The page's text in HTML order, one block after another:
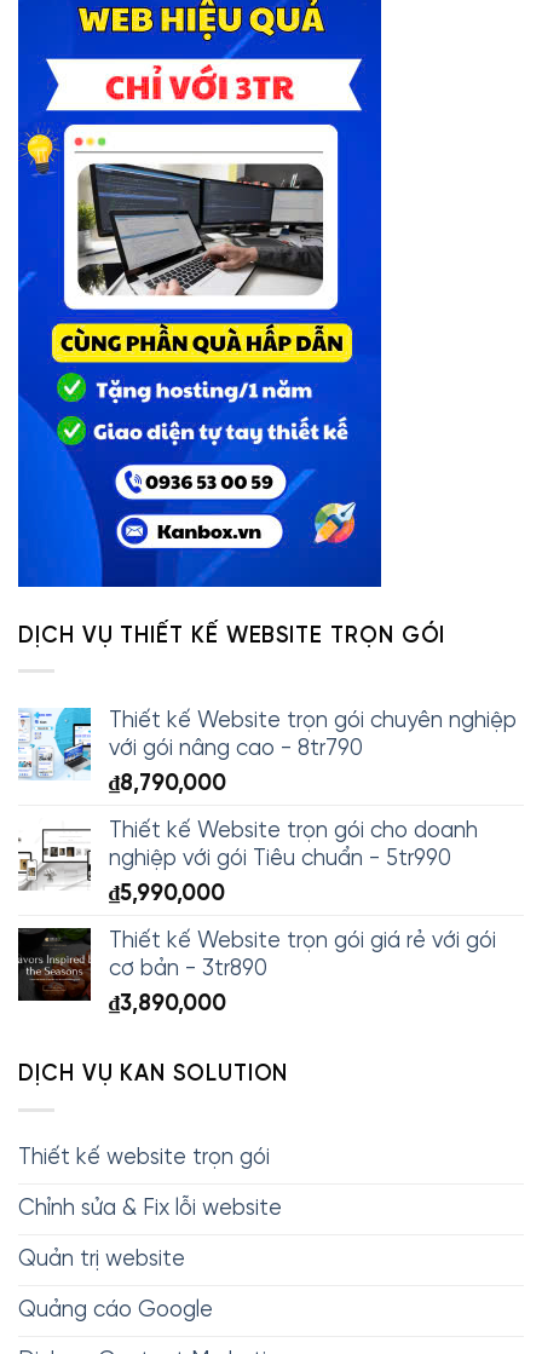
DỊCH VỤ THIẾT KẾ WEBSITE TRỌN GÓI
Thiết kế Website trọn gói chuyên nghiệp
với gói nâng cao - 8tr790
₫8,790,000
Thiết kế Website trọn gói cho doanh
nghiệp với gói Tiêu chuẩn - 5tr990
₫5,990,000
Thiết kế Website trọn gói giá rẻ với gói
cơ bản - 3tr890
₫3,890,000
DỊCH VỤ KAN SOLUTION
Thiết kế website trọn gói
Chỉnh sửa & Fix lỗi website
Quản trị website
Quảng cáo Google